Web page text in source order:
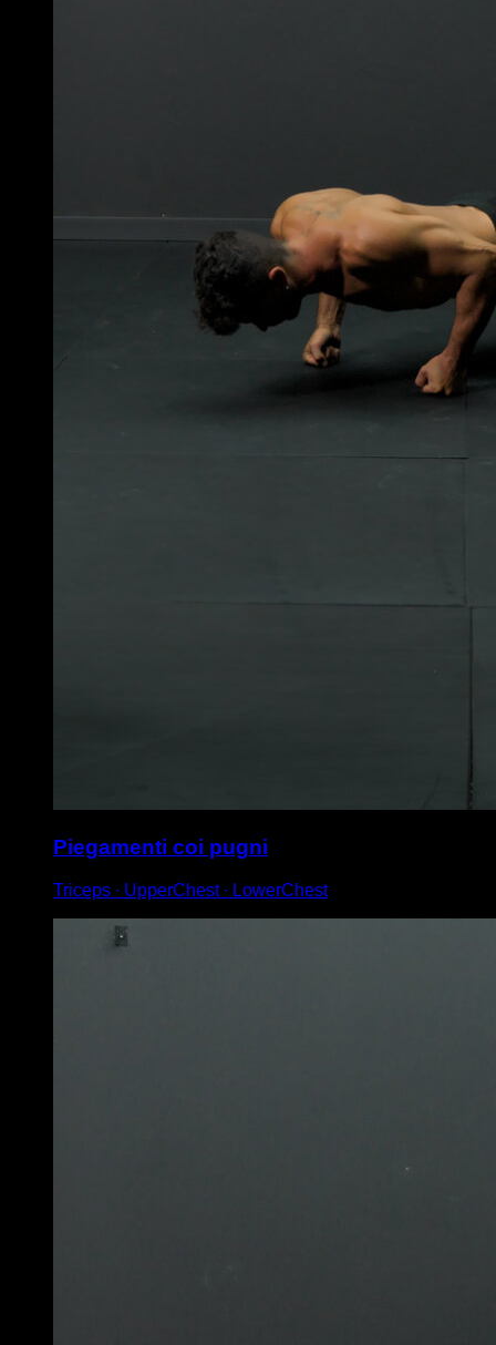
Piegamenti coi pugni
Triceps ∙ UpperChest ∙ LowerChest